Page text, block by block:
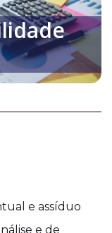
e assíduo
e de